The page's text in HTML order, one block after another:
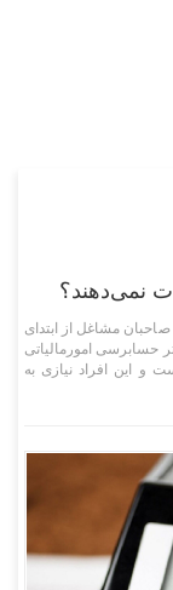
نمی‌دهند؟
در حالی که بارگذاری میزان مالیات مقطوع عملکرد ۱۴۰۲ صاحبان مشاغل از ابتدای
حسابرسی امورمالیاتی
و این افراد نیازی به